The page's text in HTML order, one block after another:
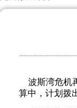
波斯湾危机
算中，计划拨